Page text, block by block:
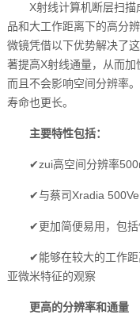
X射线计算机断层扫描
品和大工作距离下的高分
微镜凭借以下优势解决了
著提高X射线通量，从而加
而且不会影响空间分辨率
寿命也更长。
主要特性包括：
✔zui高空间分辨率
✔与蔡司Xradia
✔更加简便易用，包括
✔能够在较大的工作距
亚微米特征的观察
更高的分辨率和通量